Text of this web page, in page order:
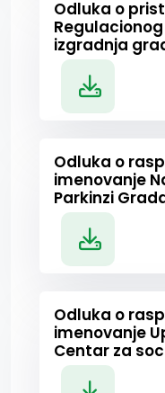
Odluka o
izgradnja
Odluka o
imenovanje
Parkinzi
Odluka o
imenovanje
Centar za